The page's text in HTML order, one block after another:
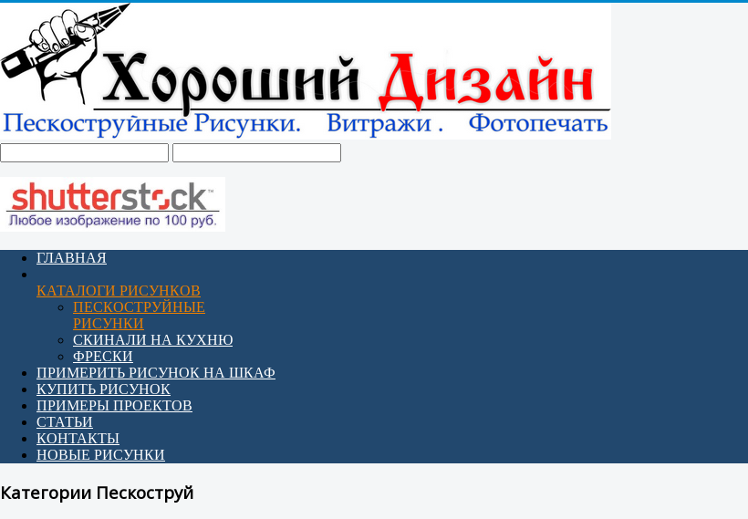
ГЛАВНАЯ
КАТАЛОГИ РИСУНКОВ
ПЕСКОСТРУЙНЫЕ
РИСУНКИ
СКИНАЛИ НА КУХНЮ
ФРЕСКИ
ПРИМЕРИТЬ РИСУНОК НА ШКАФ
КУПИТЬ РИСУНОК
ПРИМЕРЫ ПРОЕКТОВ
СТАТЬИ
КОНТАКТЫ
НОВЫЕ РИСУНКИ
Категории Пескоструй